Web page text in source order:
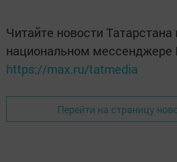
Читайте новости Татарстана
национальном мессенджере
https://max.ru/tatmedia
Перейти на страницу